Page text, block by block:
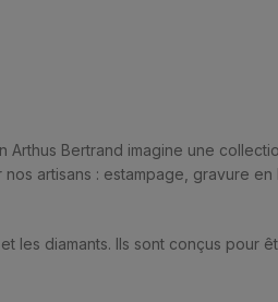
Bertrand imagine une
artisans : estampage, gravure
les diamants. Ils sont conçus pour